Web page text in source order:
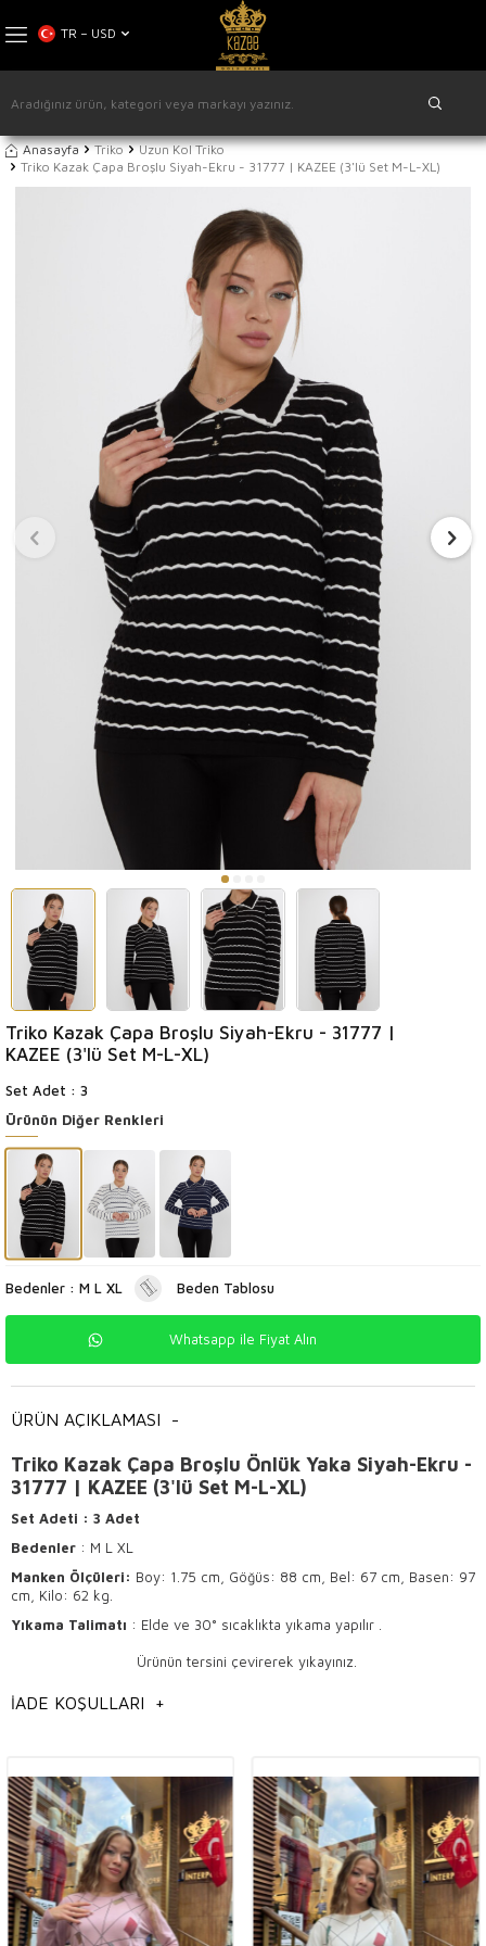
TR − USD
Anasayfa Triko
Uzun Kol Triko
Triko Kazak Çapa Broşlu Siyah-Ekru - 31777 | KAZEE (3'lü Set M-L-XL)
Triko Kazak Çapa Broşlu Siyah-Ekru - 31777 |
KAZEE (3'lü Set M-L-XL)
Set Adet : 3
Ürünün Diğer Renkleri
Bedenler : M L XL Beden Tablosu
Whatsapp ile Fiyat Alın
ÜRÜN AÇIKLAMASI -
Triko Kazak Çapa Broşlu Önlük Yaka Siyah-Ekru -
31777 | KAZEE (3'lü Set M-L-XL)
Set Adeti : 3 Adet
Bedenler : M L XL
Manken Ölçüleri: Boy: 1.75 cm, Göğüs: 88 cm, Bel: 67 cm, Basen: 97
cm, Kilo: 62 kg.
Yıkama Talimatı : Elde ve 30° sıcaklıkta yıkama yapılır .
Ürünün tersini çevirerek yıkayınız.
Hafif ısı ile ütülenir .
Noktası
Trikolar, kadın giyiminde her zaman popülerliğini
koruyan, hoş ve şık tasarımlarıyla dikkat çeken ürünlerdir. Kaliteli
trikolar, elegant detayları ve trend
modelleriyle hem günlük
kullanımda hem de özel davetlerde fark yaratır. Toptan
butik sahiplerinin de gözdesi olan bu ürünler, modanın vazgeçilmez
parçaları arasında yer alır. Trikoların sunduğu şıklık ve konfor, kadınların
dört mevsim tercih edebileceği en moda ürünler arasındadır.
İADE KOŞULLARI +